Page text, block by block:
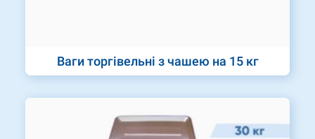
Ваги торгівельні з чашею на 15 кг